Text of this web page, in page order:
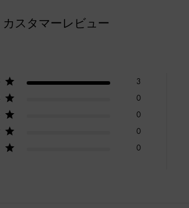
カスタマーレビュー
3
0
0
0
0